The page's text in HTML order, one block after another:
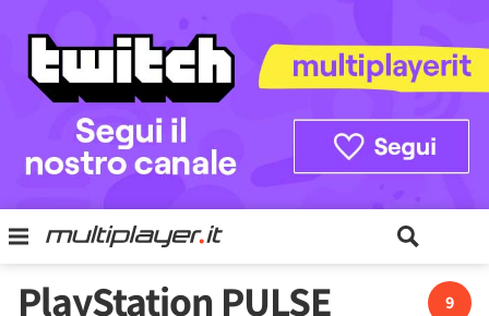
9
PlayStation PULSE